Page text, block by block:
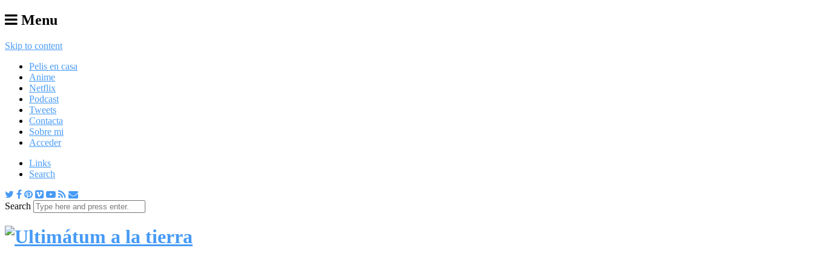
Menu
Skip to content
Pelis en casa
Anime
Netflix
Podcast
Tweets
Contacta
Sobre mi
Acceder
Links
Search
Search